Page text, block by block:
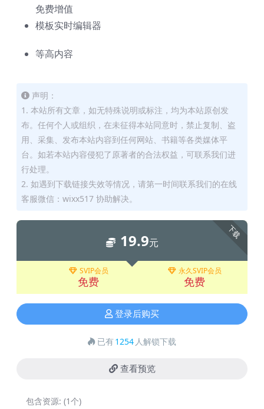
免费增值
模板实时编辑器
等高内容
声明：
1. 本站所有文章，如无特殊说明或标注，均为本站原创发
布。任何个人或组织，在未征得本站同意时，禁止复制、盗
用、采集、发布本站内容到任何网站、书籍等各类媒体平
台。如若本站内容侵犯了原著者的合法权益，可联系我们进
行处理。
2. 如遇到下载链接失效等情况，请第一时间联系我们的在线
客服微信：wixx517 协助解决。
下载
19.9元
SVIP会员
免费
永久SVIP会员
免费
登录后购买
已有1254 人解锁下载
查看预览
包含资源: (1个)